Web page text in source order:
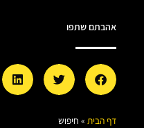
אהבתם שתפו
דף הבית » חיפוש